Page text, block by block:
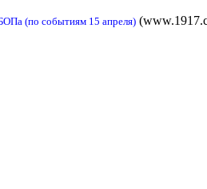
(по событиям 15 апреля)